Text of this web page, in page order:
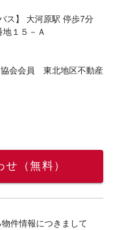
ス】 大河原駅 停歩7分
１５－Ａ
協会会員 東北地区不動産
（無料）
件情報につきまして